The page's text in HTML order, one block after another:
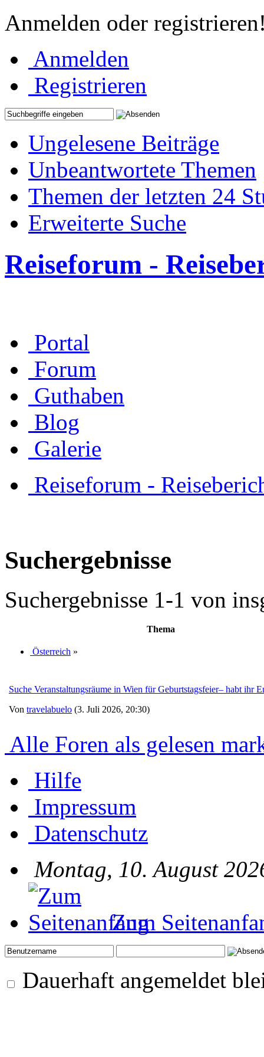
Anmelden oder
Anmelden
Registrieren
Ungelesene Beiträge
Unbeantwortete Themen
Themen der letzten 24
Erweiterte Suche
Reiseforum -
Portal
Forum
Guthaben
Blog
Galerie
Reiseforum -
Suchergebnisse
Suchergebnisse 1-1 von
Thema
Österreich »
Suche Veranstaltungsräume in Wien für Geburtstagsfeier– habt ihr
Von travelabuelo (3. Juli 2026, 20:30)
Alle Foren als gelesen
Hilfe
Impressum
Datenschutz
Montag, 10. August
Zum
Dauerhaft angemeldet